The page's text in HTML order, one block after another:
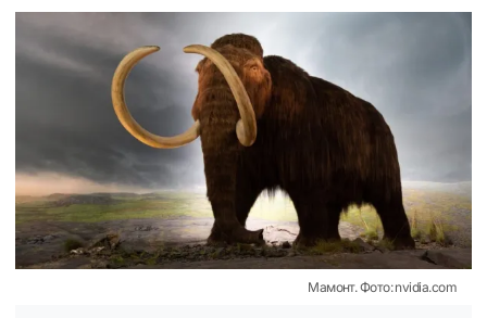
Мамонт. Фото: nvidia.com